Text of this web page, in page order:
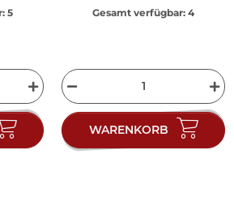
5
Gesamt verfügbar: 4
WARENKORB